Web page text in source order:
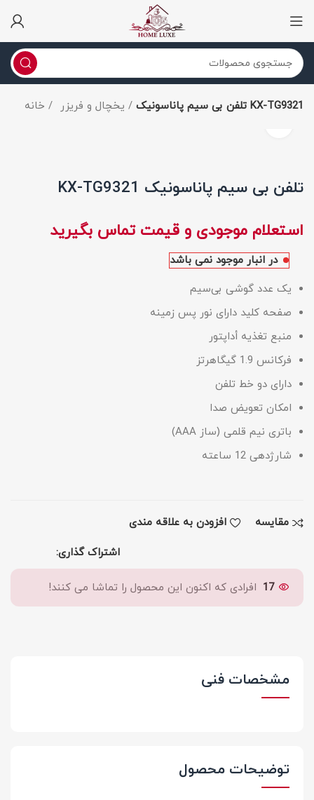
تلفن بی سیم پاناسونیک KX-TG9321
تلفن بی سیم پاناسونیک KX-TG9321
در انبار موجود نمی باشد
یک عدد گوشی بی‌سیم
صفحه کلید دارای نور پس زمینه
منبع تغذیه أداپتور
فرکانس 1.9 گیگاهرتز
دارای دو خط تلفن
امکان تعویض صدا
باتری نیم قلمی (ساز AAA)
شارژدهی 12 ساعته
مقايسه افزودن به علاقه مندی
اشتراک گذاری:
17 افرادی که اکنون این محصول را تماشا می کنند!
توضیحات محصول
مشخصات فنی